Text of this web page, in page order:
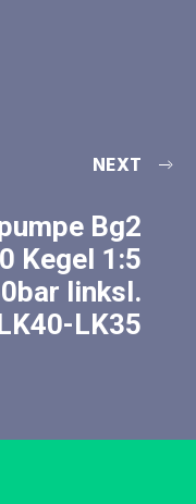
NEXT
Bg2
Kegel 1:5
linksl.
LK35